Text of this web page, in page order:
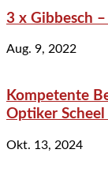
3 x Gibbesch
Aug. 9, 2022
Kompetente
Optiker
Okt. 13, 2024